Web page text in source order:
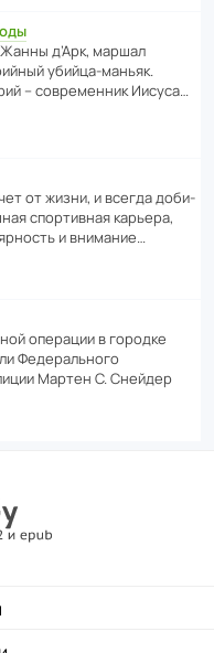
д’Арк, маршал
убийца-маньяк.
– совре­менник Иисуса…
от жизни, и всегда доби­
спор­ти­вная карьера,
и внимание…
операции в городке
Феде­раль­ного
Мартен С. Снейдер